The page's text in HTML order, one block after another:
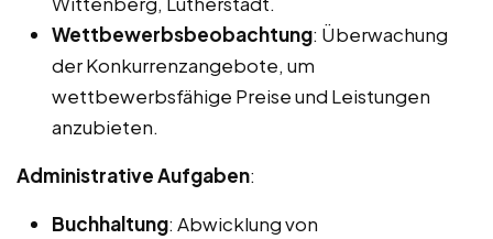
Wettbewerbsbeobachtung: Überwachung
der Konkurrenzangebote, um
wettbewerbsfähige Preise und Leistungen
anzubieten.
Administrative Aufgaben:
Buchhaltung: Abwicklung von